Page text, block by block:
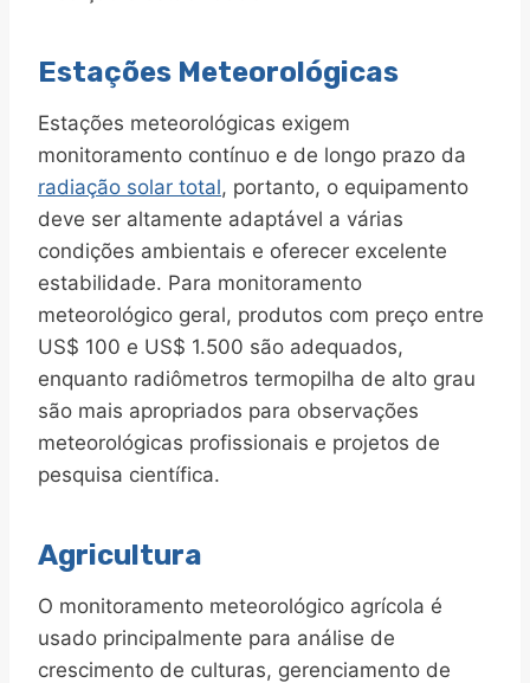
Estações Meteorológicas
Estações meteorológicas exigem
monitoramento contínuo e de longo prazo da
radiação solar total, portanto, o equipamento
deve ser altamente adaptável a várias
condições ambientais e oferecer excelente
estabilidade. Para monitoramento
meteorológico geral, produtos com preço entre
US$ 100 e US$ 1.500 são adequados,
enquanto radiômetros termopilha de alto grau
são mais apropriados para observações
meteorológicas profissionais e projetos de
pesquisa científica.
Agricultura
O monitoramento meteorológico agrícola é
usado principalmente para análise de
crescimento de culturas, gerenciamento de